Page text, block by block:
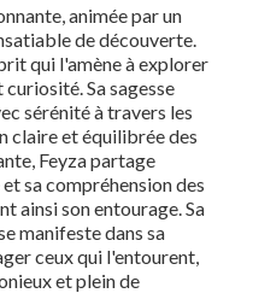
animée par un
de découverte.
qui l'amène à explorer
Sa sagesse
sérénité à travers les
claire et équilibrée des
Feyza partage
sa compréhension des
ainsi son entourage. Sa
manifeste dans sa
ceux qui l'entourent,
et plein de